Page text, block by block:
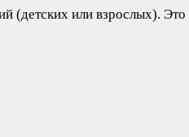
(детских или взрослых).